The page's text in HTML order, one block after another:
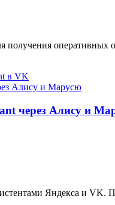
оперативных
через Алису и
Яндекса и VK.